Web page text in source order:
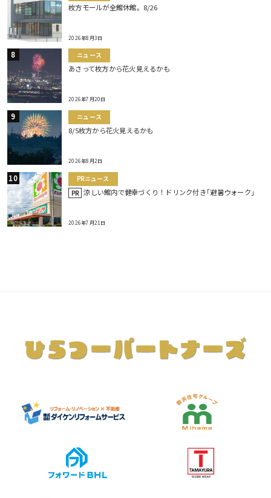
枚方モールが全館休館。8/26
2026年8月3日
ニュース
あさって枚方から花火見えるかも
2026年7月20日
ニュース
8/5枚方から花火見えるかも
2026年8月2日
PRニュース
PR 涼しい館内で健幸づくり！ドリンク付き｢避暑ウォーク｣
2026年7月21日